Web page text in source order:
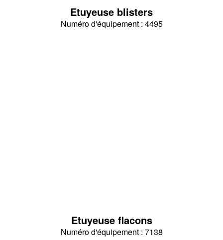
Etuyeuse blisters
Numéro d'équipement : 4495
Etuyeuse flacons
Numéro d'équipement : 7138